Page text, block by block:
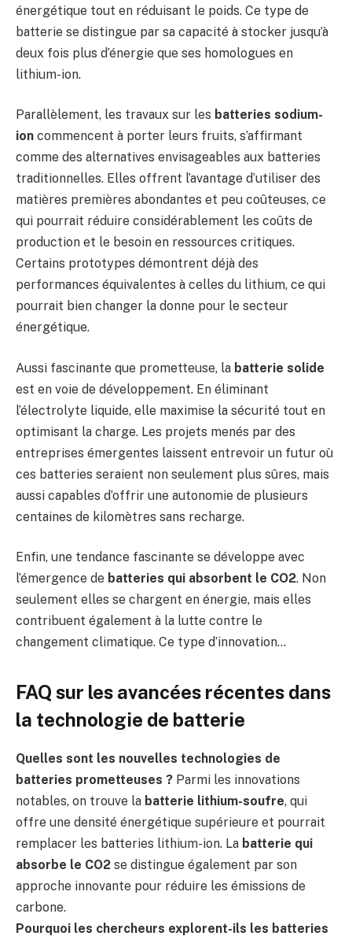
énergétique tout en réduisant le poids. Ce type de
batterie se distingue par sa capacité à stocker jusqu’à
deux fois plus d’énergie que ses homologues en
lithium-ion.
Parallèlement, les travaux sur les batteries sodium-
ion commencent à porter leurs fruits, s’affirmant
comme des alternatives envisageables aux batteries
traditionnelles. Elles offrent l’avantage d’utiliser des
matières premières abondantes et peu coûteuses, ce
qui pourrait réduire considérablement les coûts de
production et le besoin en ressources critiques.
Certains prototypes démontrent déjà des
performances équivalentes à celles du lithium, ce qui
pourrait bien changer la donne pour le secteur
énergétique.
Aussi fascinante que prometteuse, la batterie solide
est en voie de développement. En éliminant
l’électrolyte liquide, elle maximise la sécurité tout en
optimisant la charge. Les projets menés par des
entreprises émergentes laissent entrevoir un futur où
ces batteries seraient non seulement plus sûres, mais
aussi capables d’offrir une autonomie de plusieurs
centaines de kilomètres sans recharge.
Enfin, une tendance fascinante se développe avec
l’émergence de batteries qui absorbent le CO2. Non
seulement elles se chargent en énergie, mais elles
contribuent également à la lutte contre le
changement climatique. Ce type d’innovation…
FAQ sur les avancées récentes dans
la technologie de batterie
Quelles sont les nouvelles technologies de
batteries prometteuses ? Parmi les innovations
notables, on trouve la batterie lithium-soufre, qui
offre une densité énergétique supérieure et pourrait
remplacer les batteries lithium-ion. La batterie qui
absorbe le CO2 se distingue également par son
approche innovante pour réduire les émissions de
carbone.
Pourquoi les chercheurs explorent-ils les batteries